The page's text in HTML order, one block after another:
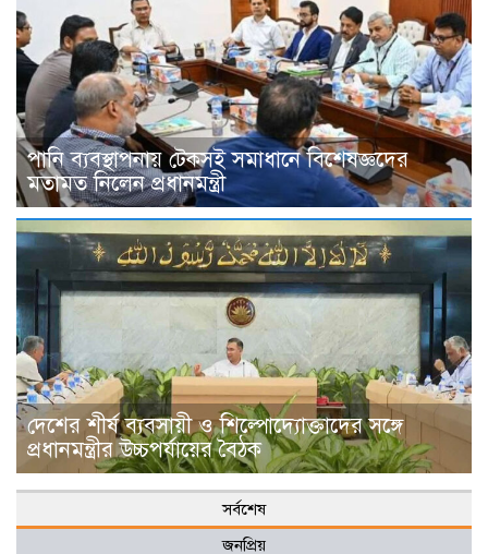
পানি ব্যবস্থাপনায় টেকসই সমাধানে বিশেষজ্ঞদের
মতামত নিলেন প্রধানমন্ত্রী
দেশের শীর্ষ ব্যবসায়ী ও শিল্পোদ্যোক্তাদের সঙ্গে
প্রধানমন্ত্রীর উচ্চপর্যায়ের বৈঠক
সর্বশেষ
জনপ্রিয়